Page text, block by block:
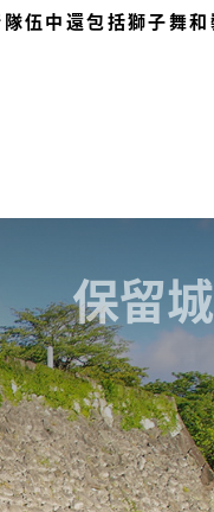
伍中還包括獅子舞
保留